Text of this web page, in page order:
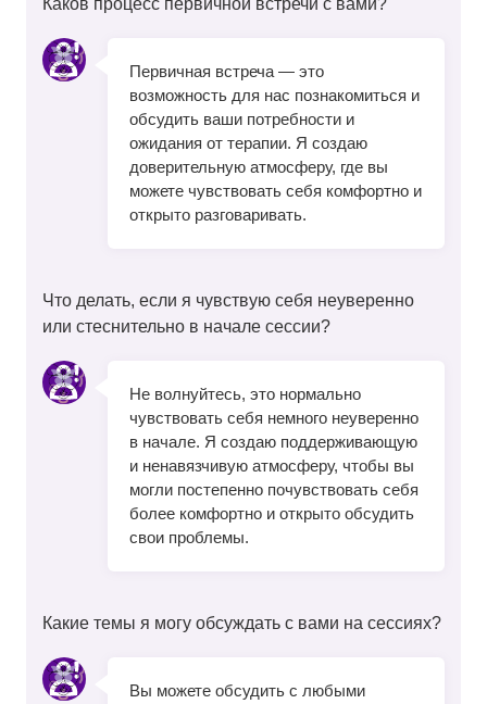
Первичная встреча — это
возможность для нас познакомиться и
обсудить ваши потребности и
ожидания от терапии. Я создаю
доверительную атмосферу, где вы
можете чувствовать себя комфортно и
открыто разговаривать.
Что делать, если я чувствую себя неуверенно
или стеснительно в начале сессии?
Не волнуйтесь, это нормально
чувствовать себя немного неуверенно
в начале. Я создаю поддерживающую
и ненавязчивую атмосферу, чтобы вы
могли постепенно почувствовать себя
более комфортно и открыто обсудить
свои проблемы.
Какие темы я могу обсуждать с вами на сессиях?
Вы можете обсудить с любыми